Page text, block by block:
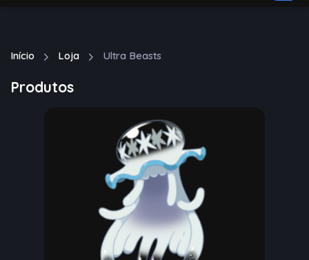
Início Loja Ultra Beasts
Produtos